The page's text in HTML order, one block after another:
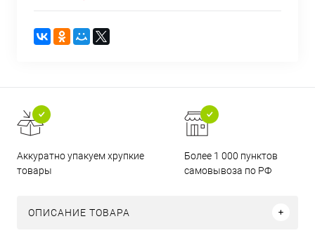
Аккуратно упакуем хрупкие
товары
Более 1 000 пунктов
самовывоза по РФ
ОПИСАНИЕ ТОВАРА